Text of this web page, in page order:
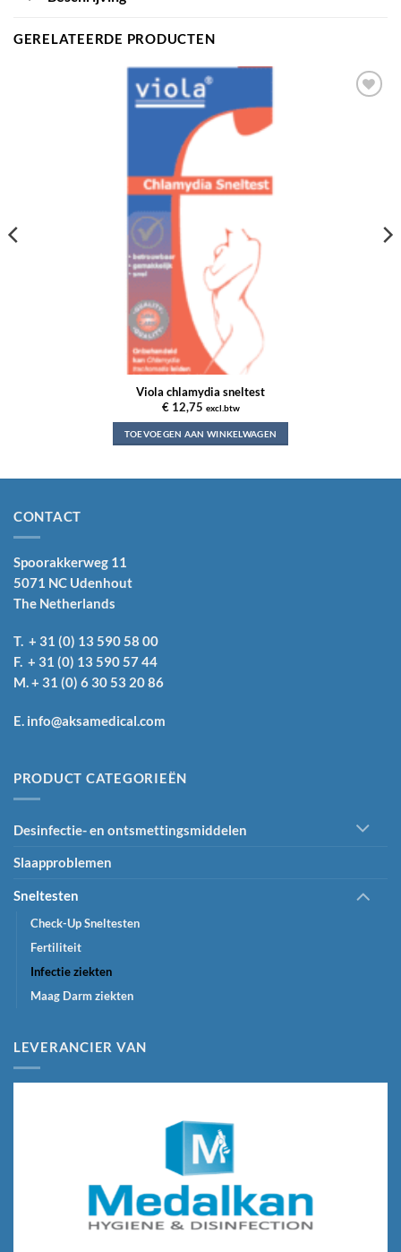
GERELATEERDE PRODUCTEN
Viola chlamydia sneltest
€12,75 excl.btw
TOEVOEGEN AAN WINKELWAGEN
CONTACT
Spoorakkerweg 11
5071 NC Udenhout
The Netherlands
T. + 31 (0) 13 590 58 00
F. + 31 (0) 13 590 57 44
M. + 31 (0) 6 30 53 20 86
E. info@aksamedical.com
PRODUCT CATEGORIEËN
Desinfectie- en ontsmettingsmiddelen
Slaapproblemen
Sneltesten
Check-Up Sneltesten
Fertiliteit
Infectie ziekten
Maag Darm ziekten
LEVERANCIER VAN